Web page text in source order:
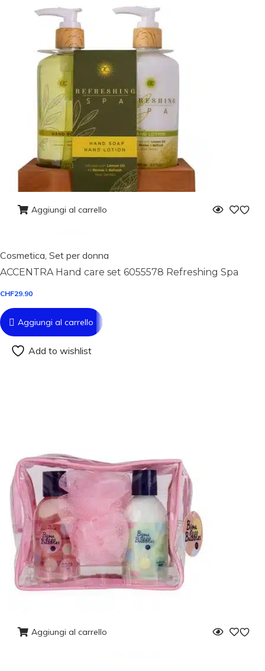
Aggiungi al carrello
Cosmetica, Set per donna
ACCENTRA Hand care set 6055578 Refreshing Spa
CHF29.90
Aggiungi al carrello
Add to wishlist
Aggiungi al carrello